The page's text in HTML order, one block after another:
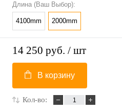
Длина (Ваш Выбор):
4100mm 2000mm
14 250 руб. / шт
В корзину
Кол-во: